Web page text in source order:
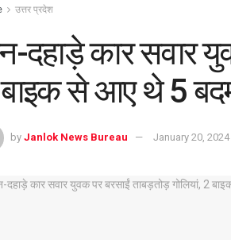
उत्तर प्रदेश
दहाड़े कार सवार
से आए थे 5
by Janlok News Bureau January 20, 2024